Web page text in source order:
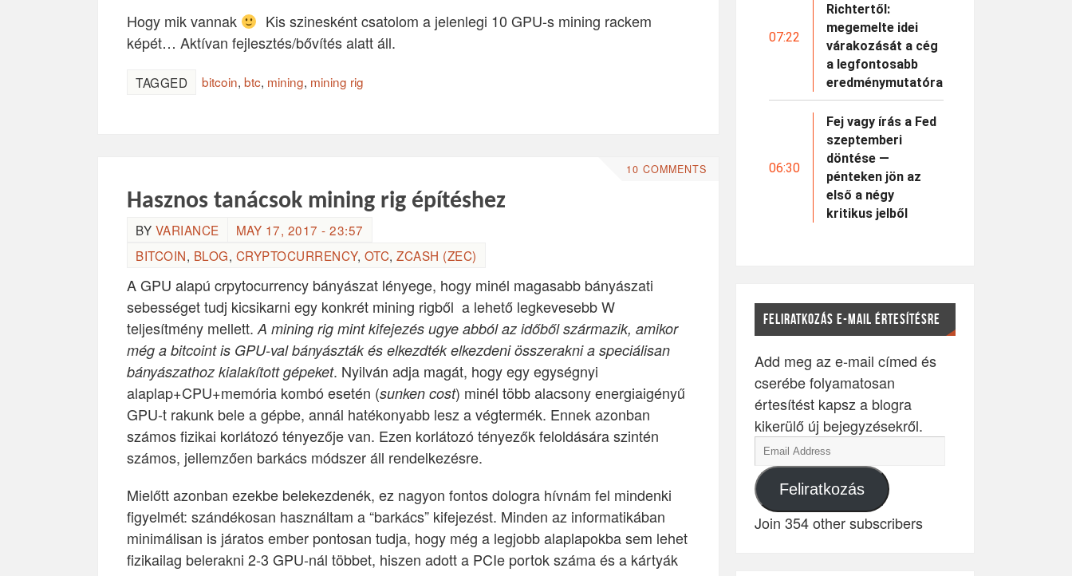
Hogy mik vannak
Kis szinesként csatolom a jelenlegi 10 GPU-s mining rackem
képét… Aktívan fejlesztés/bővítés alatt áll.
TAGGED bitcoin, btc, mining, mining rig
10 COMMENTS
Hasznos tanácsok mining rig építéshez
BY VARIANCE
MAY 17, 2017 - 23:57
BITCOIN, BLOG, CRYPTOCURRENCY, OTC, ZCASH (ZEC)
A GPU alapú crpytocurrency bányászat lényege, hogy minél magasabb bányászati
sebességet tudj kicsikarni egy konkrét mining rigből a lehető legkevesebb W
teljesítmény mellett. A mining rig mint kifejezés ugye abból az időből származik, amikor
még a bitcoint is GPU-val bányászták és elkezdték elkezdeni összerakni a speciálisan
bányászathoz kialakított gépeket. Nyilván adja magát, hogy egy egységnyi
alaplap+CPU+memória kombó esetén (sunken cost) minél több alacsony energiaigényű
GPU-t rakunk bele a gépbe, annál hatékonyabb lesz a végtermék. Ennek azonban
számos fizikai korlátozó tényezője van. Ezen korlátozó tényezők feloldására szintén
számos, jellemzően barkács módszer áll rendelkezésre.
Mielőtt azonban ezekbe belekezdenék, ez nagyon fontos dologra hívnám fel mindenki
figyelmét: szándékosan használtam a “barkács” kifejezést. Minden az informatikában
minimálisan is járatos ember pontosan tudja, hogy még a legjobb alaplapokba sem lehet
fizikailag belerakni 2-3 GPU-nál többet, hiszen adott a PCIe portok száma és a kártyák
07:22
Richtertől:
megemelte idei
várakozását a cég
a legfontosabb
eredménymutatóra
06:30
Fej vagy írás a Fed
szeptemberi
döntése —
pénteken jön az
első a négy
kritikus jelből
FELIRATKOZÁS E-MAIL ÉRTESÍTÉSRE
Add meg az e-mail címed és
cserébe folyamatosan
értesítést kapsz a blogra
kikerülő új bejegyzésekről.
Feliratkozás
Join 354 other subscribers